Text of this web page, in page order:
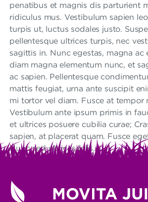
penatibus et magnis dis parturient
ridiculus mus. Vestibulum sapien
turpis ut, luctus sodales justo.
pellentesque ultrices turpis, nec
sagittis in. Nunc egestas, magna ac
diam magna elementum nunc, et
ac sapien. Pellentesque
mattis feugiat, urna ante suscipit
mi tortor vel diam. Fusce at tempor
Vestibulum ante ipsum primis in
et ultrices posuere cubilia curae;
sapien, at placerat quam. Fusce
Nunc sed ultrices felis.